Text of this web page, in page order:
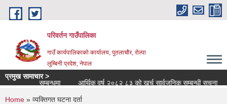
Skip to main content
परिवर्तन गाउँपालिका
गाउँ कार्यपालिकाको कार्यालय, पुतलाचौर, रोल्पा
लुम्बिनी प्रदेश, नेपाल
प्रमुख सामाचार >
सरुवा सम्बन्धमा
आर्थिक वर्ष २०८२ ८३ को खर्च सार्वजनिक सम्बन्धी सूचना
Home » व्यक्तिगत घटना दर्ता